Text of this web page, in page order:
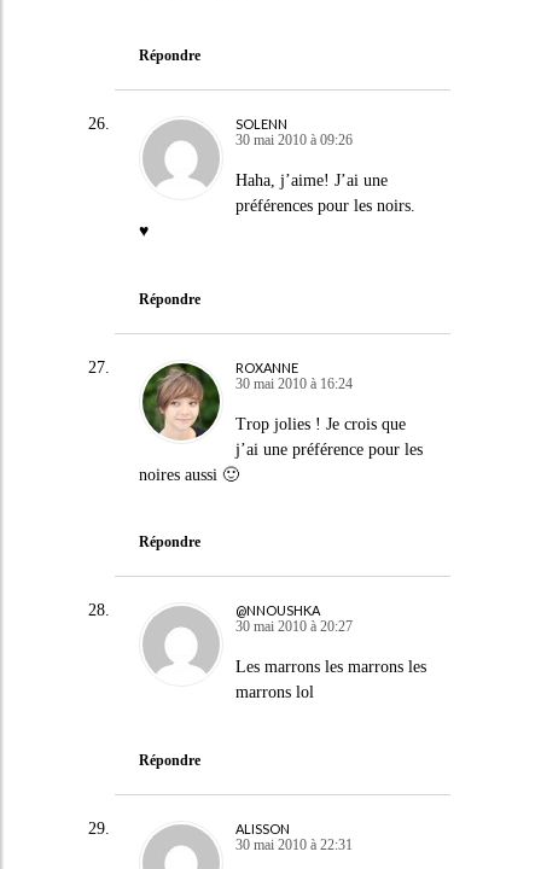
Répondre
SOLENN
30 mai 2010 à 09:26
Haha, j’aime! J’ai une
préférences pour les noirs.
♥
Répondre
ROXANNE
30 mai 2010 à 16:24
Trop jolies ! Je crois que
j’ai une préférence pour les
noires aussi 🙂
Répondre
@NNOUSHKA
30 mai 2010 à 20:27
Les marrons les marrons les
marrons lol
Répondre
ALISSON
30 mai 2010 à 22:31